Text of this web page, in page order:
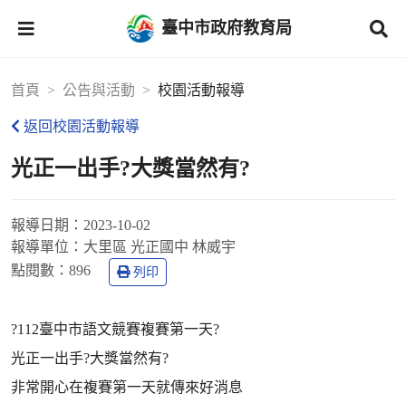
臺中市政府教育局
首頁 公告與活動 校園活動報導
返回校園活動報導
光正一出手?大獎當然有?
報導日期： 2023-10-02
報導單位： 大里區 光正國中 林威宇
點閱數： 896 列印
?112臺中市語文競賽複賽第一天?
光正一出手?大獎當然有?
非常開心在複賽第一天就傳來好消息